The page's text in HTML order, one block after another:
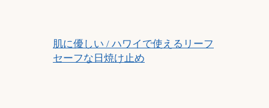
肌に優しい / ハワイで使えるリーフ
セーフな日焼け止め